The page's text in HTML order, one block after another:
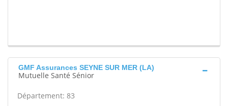
GMF Assurances SEYNE SUR MER (LA)
Mutuelle Santé Sénior
Département: 83